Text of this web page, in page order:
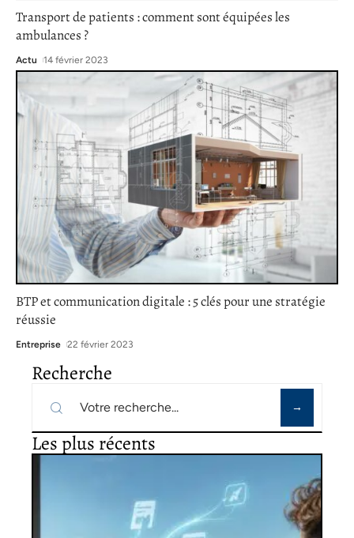
Transport de patients : comment sont équipées les
ambulances ?
Actu 14 février 2023
BTP et communication digitale : 5 clés pour une stratégie
réussie
Entreprise 22 février 2023
Recherche
Les plus récents